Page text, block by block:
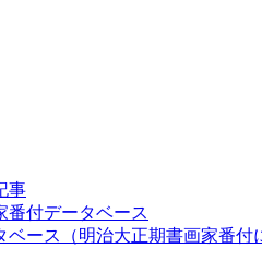
事
番付データベース
ベース（明治大正期書画家番付